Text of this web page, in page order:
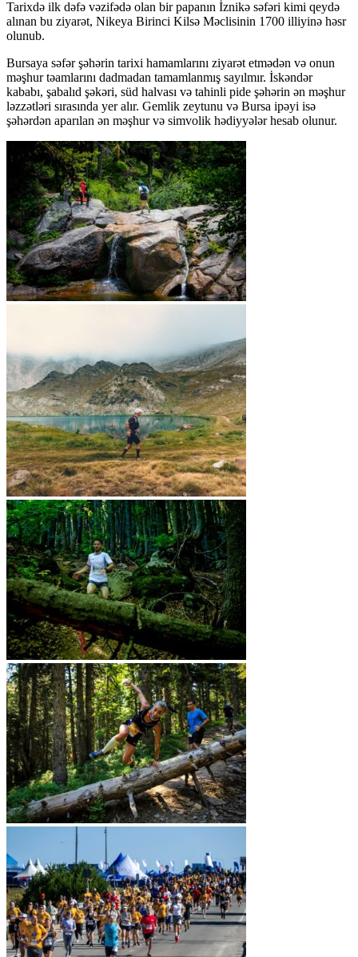
Tarixdə ilk dəfə vəzifədə olan bir papanın İznikə səfəri kimi qeydə
alınan bu ziyarət, Nikeya Birinci Kilsə Məclisinin 1700 illiyinə həsr
olunub.
Bursaya səfər şəhərin tarixi hamamlarını ziyarət etmədən və onun
məşhur təamlarını dadmadan tamamlanmış sayılmır. İskəndər
kababı, şabalıd şəkəri, süd halvası və tahinli pide şəhərin ən məşhur
ləzzətləri sırasında yer alır. Gemlik zeytunu və Bursa ipəyi isə
şəhərdən aparılan ən məşhur və simvolik hədiyyələr hesab olunur.